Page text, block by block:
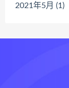
2021年5月 (1)